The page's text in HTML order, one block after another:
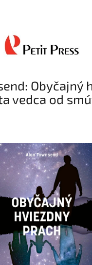
Obyčajný
vedca od